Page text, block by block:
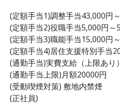
(定額手当1)調整手当43,000円
(定額手当2)役職手当5,000円～
(定額手当3)職能手当15,000円
(定額手当4)居住支援特別手当
(通勤手当)実費支給（上限あり）
(通勤手当上限)月額20000円
(受動喫煙対策) 敷地内禁煙
(正社員)